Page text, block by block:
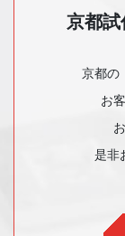
京都試
京都の
お
お
是非